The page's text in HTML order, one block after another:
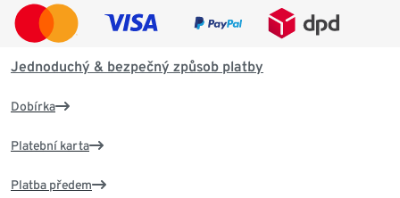
Jednoduchý & bezpečný způsob platby
Dobírka
Platební karta
Platba předem